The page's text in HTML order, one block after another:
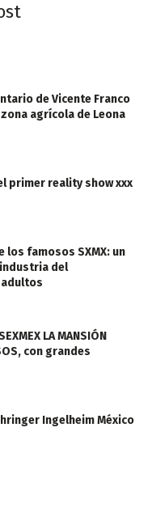
de Vicente Franco
agrícola de Leona
el primer reality show xxx
los famosos SXMX: un
del
LA MANSIÓN
con grandes
Ingelheim México